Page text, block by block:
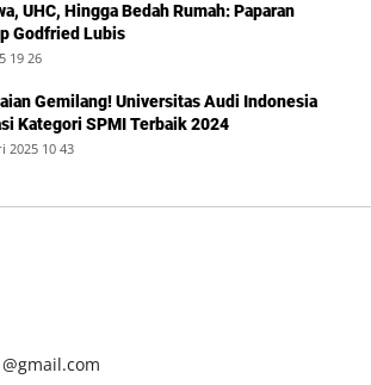
UHC, Hingga Bedah Rumah: Paparan
Godfried Lubis
19 26
Gemilang! Universitas Audi Indonesia
Kategori SPMI Terbaik 2024
2025 10 43